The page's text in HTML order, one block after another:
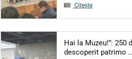
Citește
Hai la Muzeu!”: 250
descoperit patrimo